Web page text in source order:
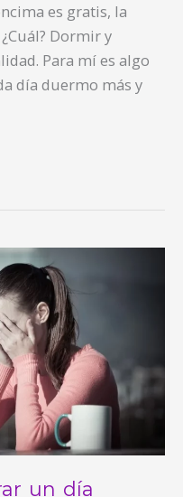
es gratis, la
Dormir y
Para mí es algo
día duermo más y
un día